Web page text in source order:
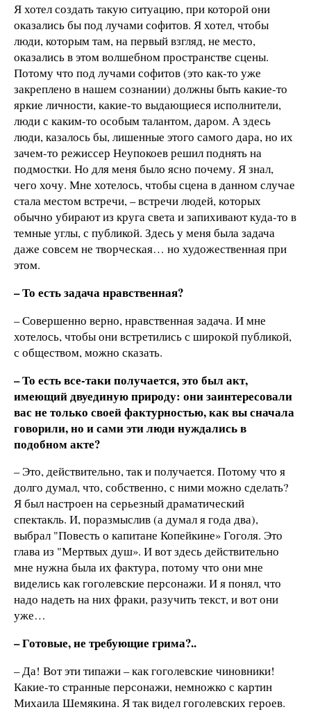
Я хотел создать такую ситуацию, при которой они
оказались бы под лучами софитов. Я хотел, чтобы
люди, которым там, на первый взгляд, не место,
оказались в этом волшебном пространстве сцены.
Потому что под лучами софитов (это как-то уже
закреплено в нашем сознании) должны быть какие-то
яркие личности, какие-то выдающиеся исполнители,
люди с каким-то особым талантом, даром. А здесь
люди, казалось бы, лишенные этого самого дара, но их
зачем-то режиссер Неупокоев решил поднять на
подмостки. Но для меня было ясно почему. Я знал,
чего хочу. Мне хотелось, чтобы сцена в данном случае
стала местом встречи, – встречи людей, которых
обычно убирают из круга света и запихивают куда-то в
темные углы, с публикой. Здесь у меня была задача
даже совсем не творческая… но художественная при
этом.
– То есть задача нравственная?
– Совершенно верно, нравственная задача. И мне
хотелось, чтобы они встретились с широкой публикой,
с обществом, можно сказать.
– То есть все-таки получается, это был акт,
имеющий двуединую природу: они заинтересовали
вас не только своей фактурностью, как вы сначала
говорили, но и сами эти люди нуждались в
подобном акте?
– Это, действительно, так и получается. Потому что я
долго думал, что, собственно, с ними можно сделать?
Я был настроен на серьезный драматический
спектакль. И, поразмыслив (а думал я года два),
выбрал "Повесть о капитане Копейкине» Гоголя. Это
глава из "Мертвых душ». И вот здесь действительно
мне нужна была их фактура, потому что они мне
виделись как гоголевские персонажи. И я понял, что
надо надеть на них фраки, разучить текст, и вот они
уже…
– Готовые, не требующие грима?..
– Да! Вот эти типажи – как гоголевские чиновники!
Какие-то странные персонажи, немножко с картин
Михаила Шемякина. Я так видел гоголевских героев.